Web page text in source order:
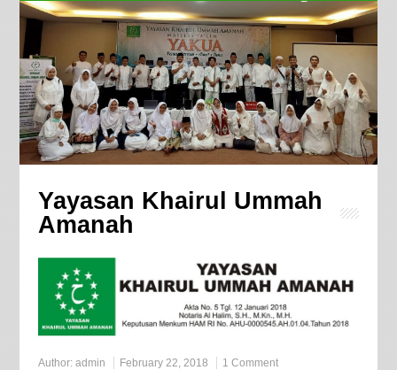
Yayasan Khairul Ummah
Amanah
Author: admin February 22, 2018 1 Comment